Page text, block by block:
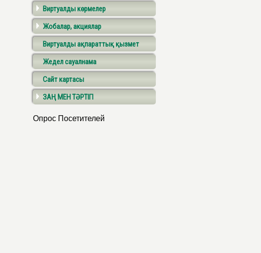
Виртуалды көрмелер
Жобалар, акциялар
Виртуалды ақпараттық қызмет
Жедел сауалнама
Сайт картасы
ЗАҢ МЕН ТӘРТІП
Опрос Посетителей